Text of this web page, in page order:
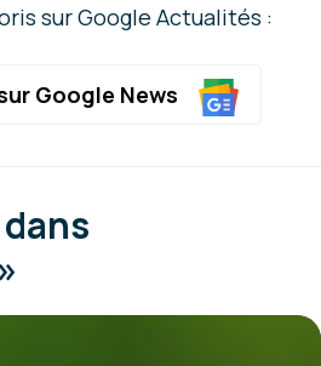
sur Google Actualités :
Google News